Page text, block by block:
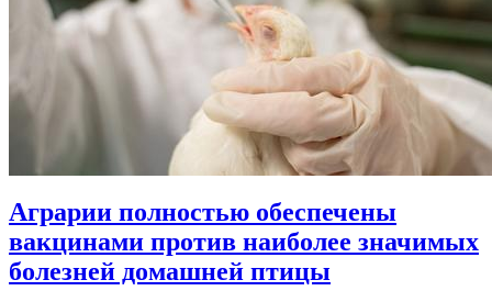
Аграрии полностью обеспечены
вакцинами против наиболее значимых
болезней домашней птицы